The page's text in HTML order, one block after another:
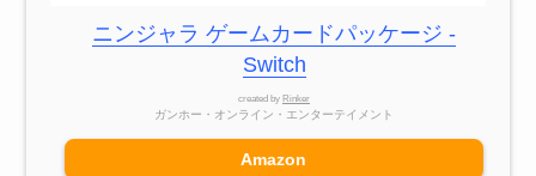
ニンジャラ ゲームカードパッケージ -
Switch
created by Rinker
ガンホー・オンライン・エンターテイメント
Amazon